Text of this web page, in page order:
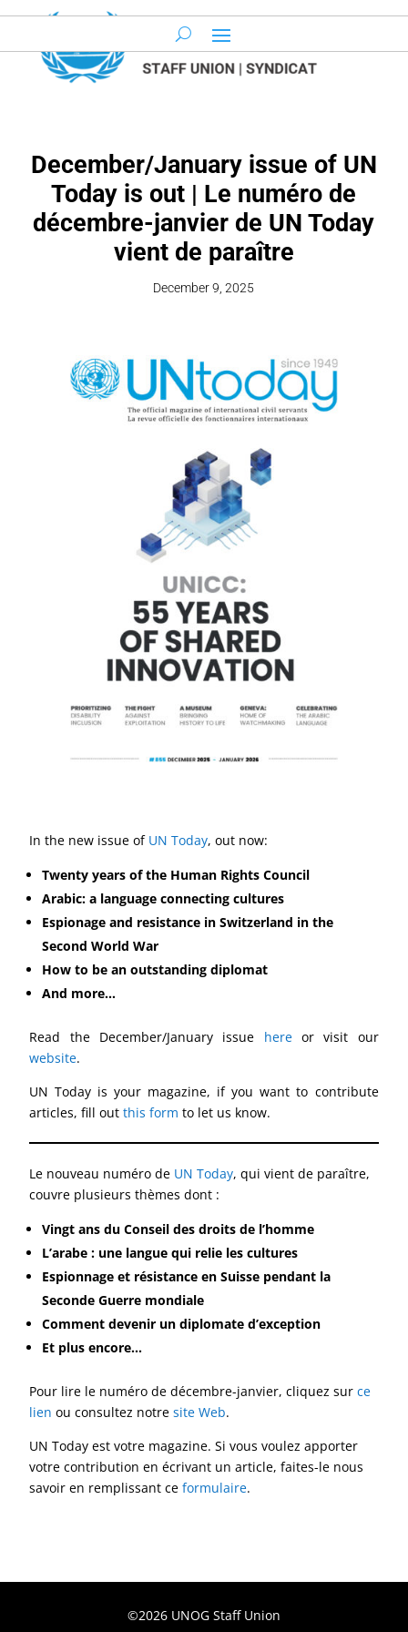
December/January issue of UN
Today is out | Le numéro de
décembre-janvier de UN Today
vient de paraître
December 9, 2025
In the new issue of UN Today, out now:
Twenty years of the Human Rights Council
Arabic: a language connecting cultures
Espionage and resistance in Switzerland in the
Second World War
How to be an outstanding diplomat
And more…
Read the December/January issue hereor visit our
website.
UN Today is your magazine, if you want to contribute
articles, fill outthis form to let us know.
Le nouveau numéro de UN Today, qui vient de paraître,
couvre plusieurs thèmes dont :
Vingt ans du Conseil des droits de l’homme
L’arabe : une langue qui relie les cultures
Espionnage et résistance en Suisse pendant la
Seconde Guerre mondiale
Comment devenir un diplomate d’exception
Et plus encore…
Pour lire le numéro de décembre-janvier‎, cliquez surce
lienou consultez notresite Web.
UN Today est votre magazine. Si vous voulez apporter
votre contribution en écrivant un article, faites-le nous
savoir en remplissant ceformulaire.
©2026 UNOG Staff Union